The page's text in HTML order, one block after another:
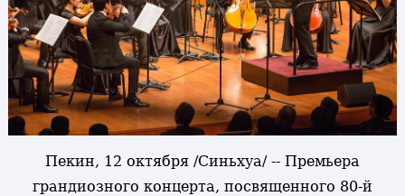
Пекин, 12 октября /Синьхуа/ -- Премьера
грандиозного концерта, посвященного 80-й